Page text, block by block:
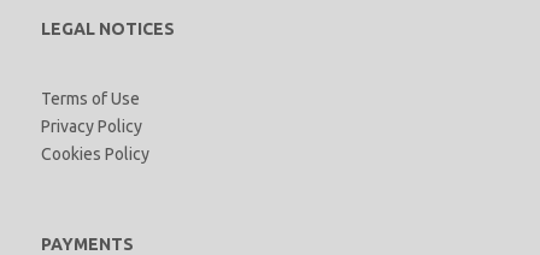
LEGAL NOTICES
Terms of Use
Privacy Policy
Cookies Policy
PAYMENTS